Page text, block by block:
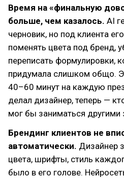
Время на «финальную
больше, чем казалось. AI
черновик, но под клиента
поменять цвета под бренд,
переписать формулировки,
придумала слишком общо.
40–60 минут на каждую
делал дизайнер, теперь —
мог бы заниматься другими
Брендинг клиентов не
автоматически. Дизайнер
цвета, шрифты, стиль
было в его голове.